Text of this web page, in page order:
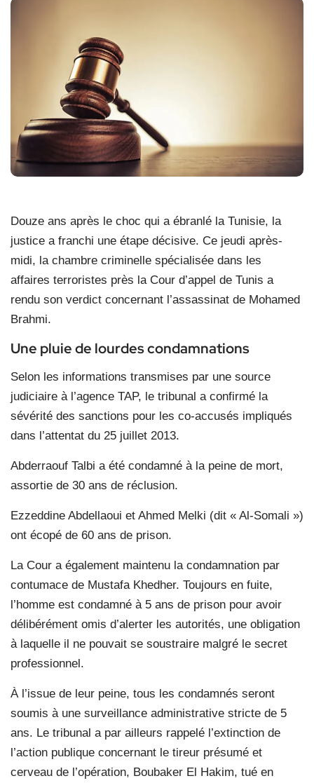
Douze ans après le choc qui a ébranlé la Tunisie, la
justice a franchi une étape décisive. Ce jeudi après-
midi, la chambre criminelle spécialisée dans les
affaires terroristes près la Cour d’appel de Tunis a
rendu son verdict concernant l’assassinat de Mohamed
Brahmi.
Une pluie de lourdes condamnations
Selon les informations transmises par une source
judiciaire à l’agence TAP, le tribunal a confirmé la
sévérité des sanctions pour les co-accusés impliqués
dans l’attentat du 25 juillet 2013.
Abderraouf Talbi a été condamné à la peine de mort,
assortie de 30 ans de réclusion.
Ezzeddine Abdellaoui et Ahmed Melki (dit « Al-Somali »)
ont écopé de 60 ans de prison.
La Cour a également maintenu la condamnation par
contumace de Mustafa Khedher. Toujours en fuite,
l’homme est condamné à 5 ans de prison pour avoir
délibérément omis d’alerter les autorités, une obligation
à laquelle il ne pouvait se soustraire malgré le secret
professionnel.
À l’issue de leur peine, tous les condamnés seront
soumis à une surveillance administrative stricte de 5
ans. Le tribunal a par ailleurs rappelé l’extinction de
l’action publique concernant le tireur présumé et
cerveau de l’opération, Boubaker El Hakim, tué en